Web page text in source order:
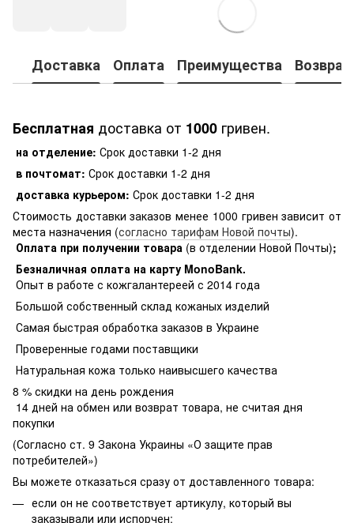
Доставка Оплата Преимущества Возврат
Бесплатная доставка от 1000 гривен.
на отделение: Срок доставки 1-2 дня
в почтомат: Срок доставки 1-2 дня
доставка курьером: Срок доставки 1-2 дня
Стоимость доставки заказов менее 1000 гривен зависит от
места назначения (согласно тарифам Новой почты).
Оплата при получении товара (в отделении Новой Почты);
Безналичная оплата на карту MonoBank.
Опыт в работе с кожгалантереей с 2014 года
Большой собственный склад кожаных изделий
Самая быстрая обработка заказов в Украине
Проверенные годами поставщики
Натуральная кожа только наивысшего качества
8 % скидки на день рождения
14 дней на обмен или возврат товара, не считая дня
покупки
(Согласно ст. 9 Закона Украины «О защите прав
потребителей»)
Вы можете отказаться сразу от доставленного товара:
если он не соответствует артикулу, который вы
заказывали или испорчен;